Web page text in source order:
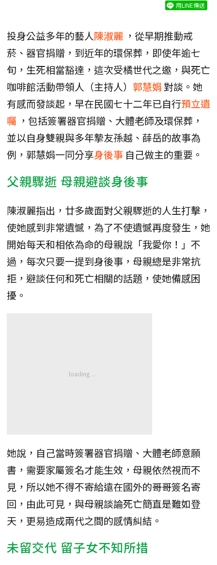
用LINE傳送
投身公益多年的藝人陳淑麗 ，從早期推動戒
菸、器官捐贈，到近年的環保葬，即使年逾七
旬，生死相當豁達，這次受橘世代之邀，與死亡
咖啡館活動帶領人（主持人） 郭慧娟 對談。她
有感而發談起，早在民國七十二年已自行預立遺
囑 ，包括簽署器官捐贈、大體老師及環保葬，
並以自身雙親與多年摯友孫越、薛岳的故事為
例，郭慧娟一同分享身後事 自己做主的重要。
父親驟逝 母親避談身後事
陳淑麗指出，廿多歲面對父親驟逝的人生打擊，
使她感到非常遺憾，為了不使遺憾再度發生，她
開始每天和相依為命的母親說「我愛你！」不
過，每次只要一提到身後事，母親總是非常抗
拒，避談任何和死亡相關的話題，使她備感困
擾。
她說，自己當時簽署器官捐贈、大體老師意願
書，需要家屬簽名才能生效，母親依然視而不
見，所以她不得不寄給遠在國外的哥哥簽名寄
回，由此可見，與母親談論死亡簡直是難如登
天，更易造成兩代之間的感情糾結。
未留交代 留子女不知所措